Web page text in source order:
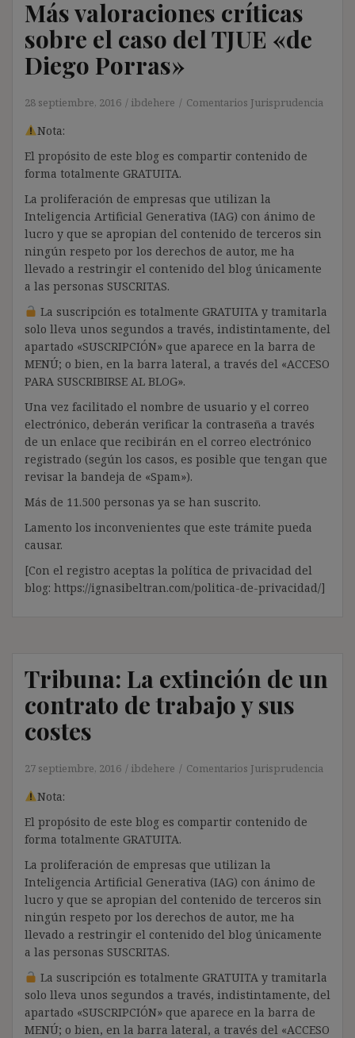
Más valoraciones críticas
sobre el caso del TJUE «de
Diego Porras»
28 septiembre, 2016 ibdehere Comentarios Jurisprudencia
Nota:
El propósito de este blog es compartir contenido de
forma totalmente GRATUITA.
La proliferación de empresas que utilizan la
Inteligencia Artificial Generativa (IAG) con ánimo de
lucro y que se apropian del contenido de terceros sin
ningún respeto por los derechos de autor, me ha
llevado a restringir el contenido del blog únicamente
a las personas SUSCRITAS.
La suscripción es totalmente GRATUITA y tramitarla
solo lleva unos segundos a través, indistintamente, del
apartado «SUSCRIPCIÓN» que aparece en la barra de
MENÚ; o bien, en la barra lateral, a través del «ACCESO
PARA SUSCRIBIRSE AL BLOG».
Una vez facilitado el nombre de usuario y el correo
electrónico, deberán verificar la contraseña a través
de un enlace que recibirán en el correo electrónico
registrado (según los casos, es posible que tengan que
revisar la bandeja de «Spam»).
Más de 11.500 personas ya se han suscrito.
Lamento los inconvenientes que este trámite pueda
causar.
[Con el registro aceptas la política de privacidad del
blog: https://ignasibeltran.com/politica-de-privacidad/]
Tribuna: La extinción de un
contrato de trabajo y sus
costes
27 septiembre, 2016 ibdehere Comentarios Jurisprudencia
Nota:
El propósito de este blog es compartir contenido de
forma totalmente GRATUITA.
La proliferación de empresas que utilizan la
Inteligencia Artificial Generativa (IAG) con ánimo de
lucro y que se apropian del contenido de terceros sin
ningún respeto por los derechos de autor, me ha
llevado a restringir el contenido del blog únicamente
a las personas SUSCRITAS.
La suscripción es totalmente GRATUITA y tramitarla
solo lleva unos segundos a través, indistintamente, del
apartado «SUSCRIPCIÓN» que aparece en la barra de
MENÚ; o bien, en la barra lateral, a través del «ACCESO